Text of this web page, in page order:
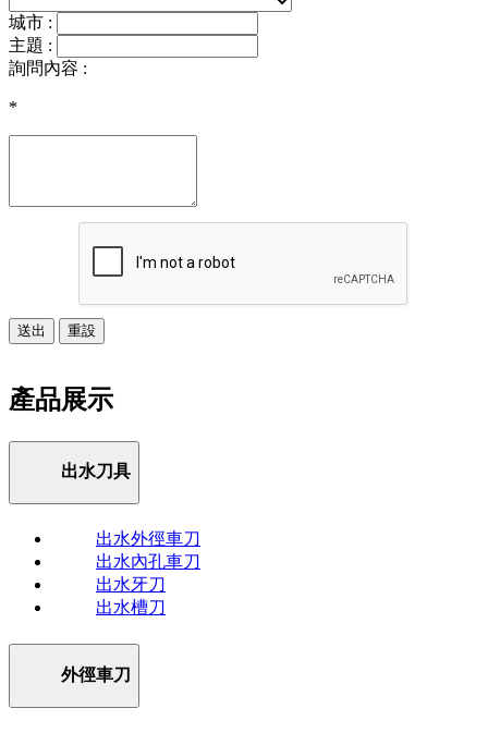
城市 :
主題 :
詢問內容 :
*
送出 重設
產品展示
出水刀具
出水外徑車刀
出水內孔車刀
出水牙刀
出水槽刀
外徑車刀